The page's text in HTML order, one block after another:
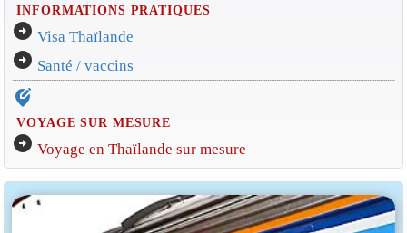
INFORMATIONS PRATIQUES
arrow_circle_right Visa Thaïlande
arrow_circle_right Santé / vaccins
edit_location_alt
VOYAGE SUR MESURE
arrow_circle_right Voyage en Thaïlande sur mesure